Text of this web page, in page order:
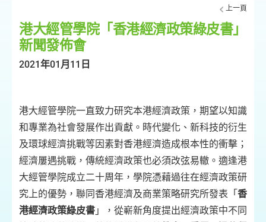
上一頁
港大經管學院「香港經濟政策綠皮書」
新聞發佈會
2021年01月11日
港大經管學院一直致力研究本港經濟政策，期望以知識
和專業為社會發展作出貢獻。時代變化、新科技的衍生
及環球經濟挑戰等因素對香港經濟造成根本性的衝擊；
經濟屢遇挑戰，傳統經濟政策也必須改弦易轍。適逢港
大經管學院成立二十周年，學院憑藉過往在經濟政策研
究上的優勢，聯同香港經濟及商業策略研究所發表「 香
港經濟政策綠皮書 」，從嶄新角度提出經濟政策中不同